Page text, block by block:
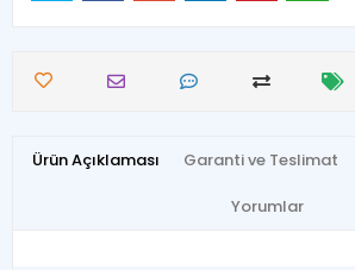
Ürün Açıklaması Garanti ve Teslimat
Yorumlar